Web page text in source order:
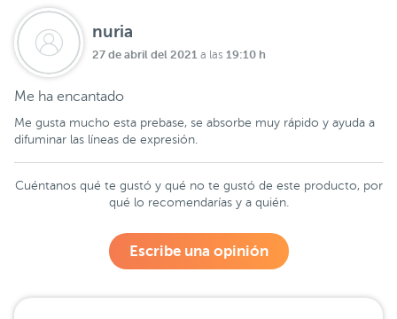
nuria
27 de abril del 2021 a las 19:10 h
Me ha encantado
Me gusta mucho esta prebase, se absorbe muy rápido y ayuda a
difuminar las líneas de expresión.
Cuéntanos qué te gustó y qué no te gustó de este producto, por
qué lo recomendarías y a quién.
Escribe una opinión